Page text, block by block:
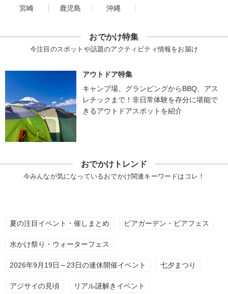
宮崎
鹿児島 沖縄
おでかけ特集
今注目のスポットや話題のアクティビティ情報をお届け
アウトドア特集
キャンプ場、グランピングからBBQ、アス
レチックまで！非日常体験を存分に堪能で
きるアウトドアスポットを紹介
おでかけトレンド
今みんなが気になっているおでかけ関連キーワードはコレ！
夏の注目イベント・催しまとめ ビアガーデン・ビアフェス
水かけ祭り・ウォーターフェス
2026年9月19日～23日の連休開催イベント 七夕まつり
アジサイの見頃 リアル謎解きイベント